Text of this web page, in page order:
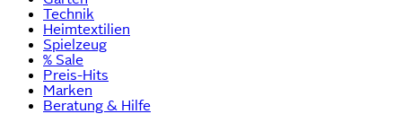
Technik
Heimtextilien
Spielzeug
% Sale
Preis-Hits
Marken
Beratung & Hilfe